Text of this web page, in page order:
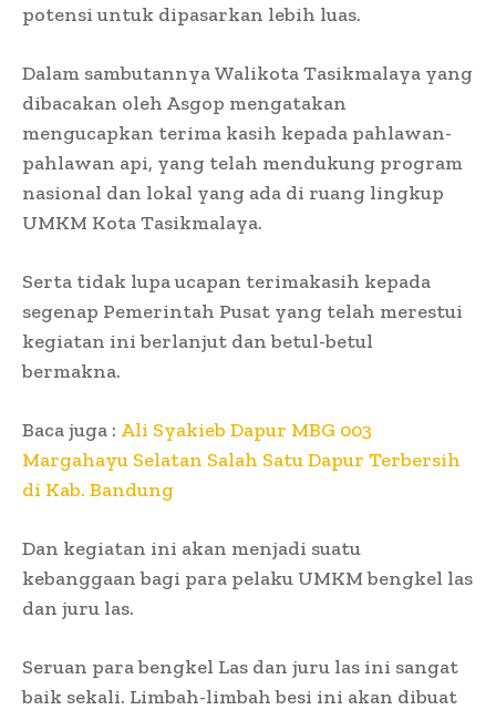
potensi untuk dipasarkan lebih luas.
Dalam sambutannya Walikota Tasikmalaya yang
dibacakan oleh Asgop mengatakan
mengucapkan terima kasih kepada pahlawan-
pahlawan api, yang telah mendukung program
nasional dan lokal yang ada di ruang lingkup
UMKM Kota Tasikmalaya.
Serta tidak lupa ucapan terimakasih kepada
segenap Pemerintah Pusat yang telah merestui
kegiatan ini berlanjut dan betul-betul
bermakna.
Baca juga : Ali Syakieb Dapur MBG 003
Margahayu Selatan Salah Satu Dapur Terbersih
di Kab. Bandung
Dan kegiatan ini akan menjadi suatu
kebanggaan bagi para pelaku UMKM bengkel las
dan juru las.
Seruan para bengkel Las dan juru las ini sangat
baik sekali. Limbah-limbah besi ini akan dibuat